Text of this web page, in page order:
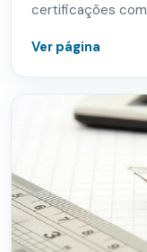
certificações
Ver página